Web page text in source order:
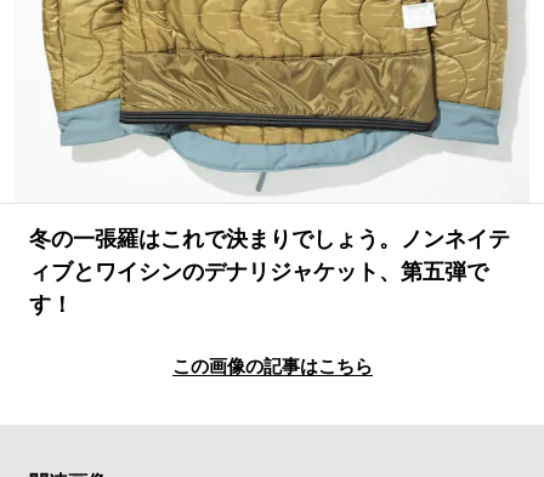
冬の一張羅はこれで決まりでしょう。ノンネイテ
ィブとワイシンのデナリジャケット、第五弾で
す！
この画像の記事はこちら